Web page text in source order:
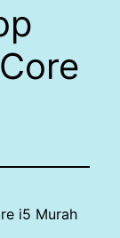
i5 Murah